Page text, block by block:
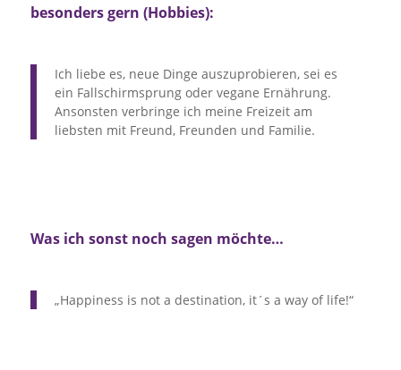
besonders gern (Hobbies):
Ich liebe es, neue Dinge auszuprobieren, sei es
ein Fallschirmsprung oder vegane Ernährung.
Ansonsten verbringe ich meine Freizeit am
liebsten mit Freund, Freunden und Familie.
Was ich sonst noch sagen möchte…
„Happiness is not a destination, it´s a way of life!“